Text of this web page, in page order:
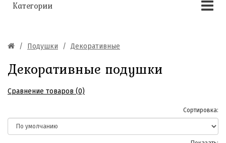
Категории
Подушки Декоративные
Декоративные подушки
Сравнение товаров (0)
Сортировка: